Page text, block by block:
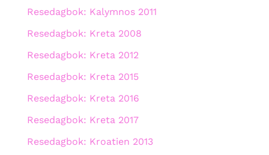
Resedagbok: Kalymnos 2011
Resedagbok: Kreta 2008
Resedagbok: Kreta 2012
Resedagbok: Kreta 2015
Resedagbok: Kreta 2016
Resedagbok: Kreta 2017
Resedagbok: Kroatien 2013